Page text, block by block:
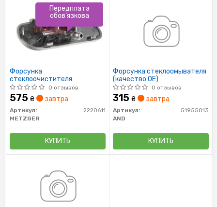
Форсунка
стеклоочистителя
0 отзывов
575 ₴ завтра
Артикул:
2220611
METZGER
КУПИТЬ
Передплата
обов'язкова
Форсунка стеклоомывателя
(качество OE)
0 отзывов
315 ₴ завтра
Артикул:
51955013
AND
КУПИТЬ